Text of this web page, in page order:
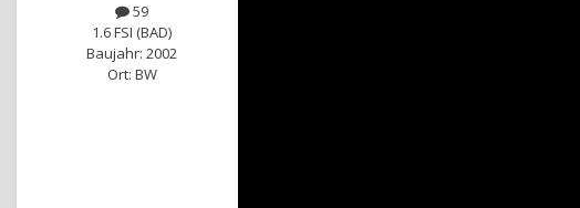
59
1.6 FSI (BAD)
Baujahr: 2002
Ort: BW